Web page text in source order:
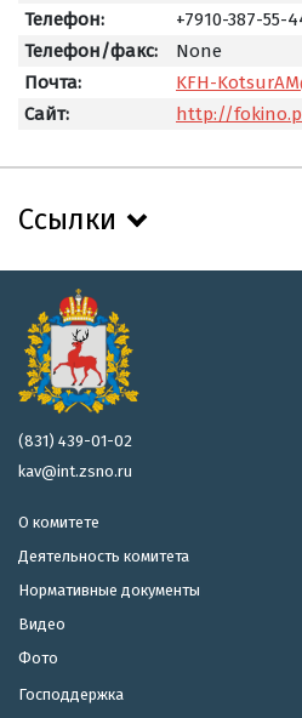
Телефон:
+7910-387-55-
Телефон/факс:
None
Почта:
KFH-
Сайт:
http://
Ссылки
(831) 439-01-02
kav@int.zsno.ru
О комитете
Деятельность комитета
Нормативные документы
Видео
Фото
Господдержка